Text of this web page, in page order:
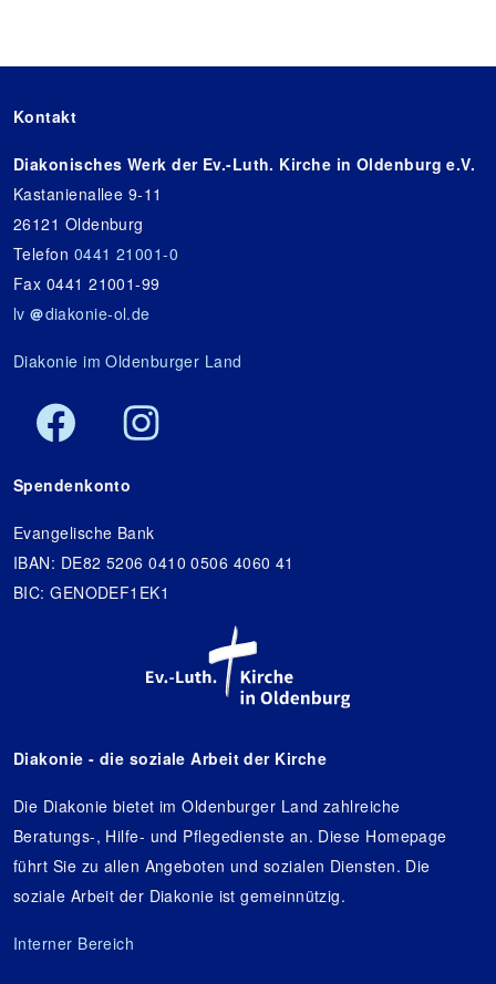
Kontakt
Diakonisches Werk der Ev.-Luth. Kirche in Oldenburg e.V.
Kastanienallee 9-11
26121 Oldenburg
Telefon 0441 21001-0
Fax 0441 21001-99
lv
diakonie-ol.de
Diakonie im Oldenburger Land
Spendenkonto
Evangelische Bank
IBAN: DE82 5206 0410 0506 4060 41
BIC: GENODEF1EK1
Diakonie - die soziale Arbeit der Kirche
Die Diakonie bietet im Oldenburger Land zahlreiche
Beratungs-, Hilfe- und Pflegedienste an. Diese Homepage
führt Sie zu allen Angeboten und sozialen Diensten. Die
soziale Arbeit der Diakonie ist gemeinnützig.
Interner Bereich